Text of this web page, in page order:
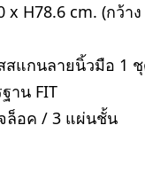
x H78.6 cm. (กว้า
สแกนลายนิ้วมือ 1
าน FIT
อค / 3 แผ่นชั้น